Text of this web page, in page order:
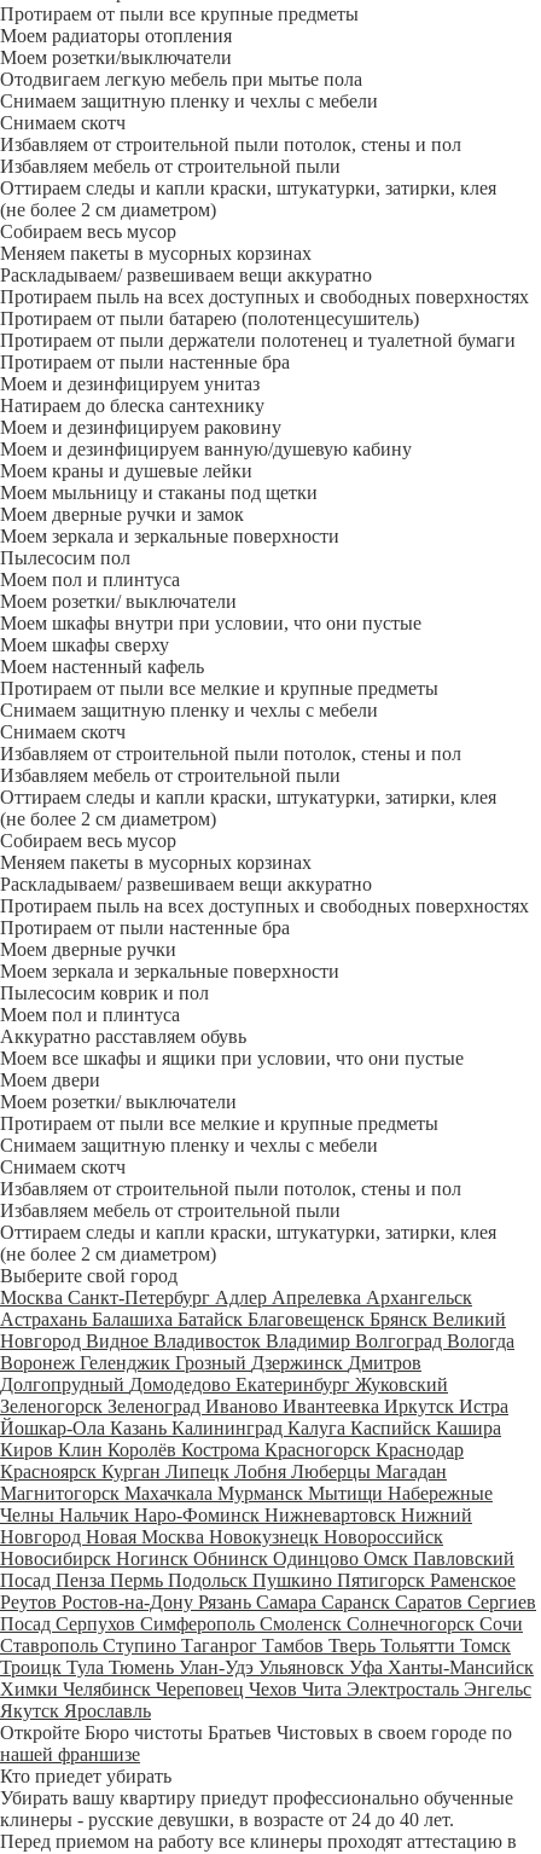
Протираем от пыли все крупные предметы
Моем радиаторы отопления
Моем розетки/выключатели
Отодвигаем легкую мебель при мытье пола
Снимаем защитную пленку и чехлы с мебели
Снимаем скотч
Избавляем от строительной пыли потолок, стены и пол
Избавляем мебель от строительной пыли
Оттираем следы и капли краски, штукатурки, затирки, клея
(не более 2 см диаметром)
Собираем весь мусор
Меняем пакеты в мусорных корзинах
Раскладываем/ развешиваем вещи аккуратно
Протираем пыль на всех доступных и свободных поверхностях
Протираем от пыли батарею (полотенцесушитель)
Протираем от пыли держатели полотенец и туалетной бумаги
Протираем от пыли настенные бра
Моем и дезинфицируем унитаз
Натираем до блеска сантехнику
Моем и дезинфицируем раковину
Моем и дезинфицируем ванную/душевую кабину
Моем краны и душевые лейки
Моем мыльницу и стаканы под щетки
Моем дверные ручки и замок
Моем зеркала и зеркальные поверхности
Пылесосим пол
Моем пол и плинтуса
Моем розетки/ выключатели
Моем шкафы внутри при условии, что они пустые
Моем шкафы сверху
Моем настенный кафель
Протираем от пыли все мелкие и крупные предметы
Снимаем защитную пленку и чехлы с мебели
Снимаем скотч
Избавляем от строительной пыли потолок, стены и пол
Избавляем мебель от строительной пыли
Оттираем следы и капли краски, штукатурки, затирки, клея
(не более 2 см диаметром)
Собираем весь мусор
Меняем пакеты в мусорных корзинах
Раскладываем/ развешиваем вещи аккуратно
Протираем пыль на всех доступных и свободных поверхностях
Протираем от пыли настенные бра
Моем дверные ручки
Моем зеркала и зеркальные поверхности
Пылесосим коврик и пол
Моем пол и плинтуса
Аккуратно расставляем обувь
Моем все шкафы и ящики при условии, что они пустые
Моем двери
Моем розетки/ выключатели
Протираем от пыли все мелкие и крупные предметы
Снимаем защитную пленку и чехлы с мебели
Снимаем скотч
Избавляем от строительной пыли потолок, стены и пол
Избавляем мебель от строительной пыли
Оттираем следы и капли краски, штукатурки, затирки, клея
(не более 2 см диаметром)
Выберите свой город
Москва Санкт-Петербург Адлер Апрелевка Архангельск
Астрахань Балашиха Батайск Благовещенск Брянск Великий
Новгород Видное Владивосток Владимир Волгоград Вологда
Воронеж Геленджик Грозный Дзержинск Дмитров
Долгопрудный Домодедово Екатеринбург Жуковский
Зеленогорск Зеленоград Иваново Ивантеевка Иркутск Истра
Йошкар-Ола Казань Калининград Калуга Каспийск Кашира
Киров Клин Королёв Кострома Красногорск Краснодар
Красноярск Курган Липецк Лобня Люберцы Магадан
Магнитогорск Махачкала Мурманск Мытищи Набережные
Челны Нальчик Наро-Фоминск Нижневартовск Нижний
Новгород Новая Москва Новокузнецк Новороссийск
Новосибирск Ногинск Обнинск Одинцово Омск Павловский
Посад Пенза Пермь Подольск Пушкино Пятигорск Раменское
Реутов Ростов-на-Дону Рязань Самара Саранск Саратов Сергиев
Посад Серпухов Симферополь Смоленск Солнечногорск Сочи
Ставрополь Ступино Таганрог Тамбов Тверь Тольятти Томск
Троицк Тула Тюмень Улан-Удэ Ульяновск Уфа Ханты-Мансийск
Химки Челябинск Череповец Чехов Чита Электросталь Энгельс
Якутск Ярославль
Откройте Бюро чистоты Братьев Чистовых в своем городе по
нашей франшизе
Кто приедет убирать
Убирать вашу квартиру приедут профессионально обученные
клинеры - русские девушки, в возрасте от 24 до 40 лет.
Перед приемом на работу все клинеры проходят аттестацию в